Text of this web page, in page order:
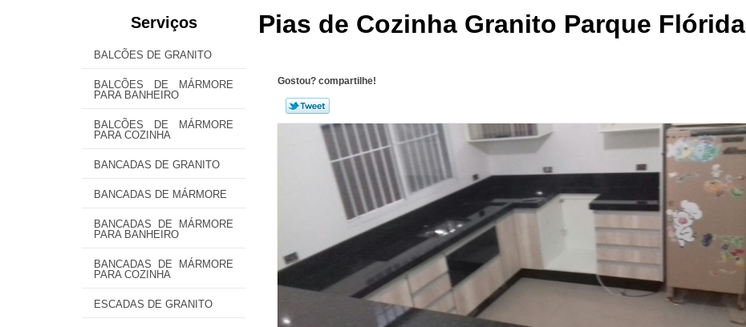
Serviços
BALCÕES DE GRANITO
BALCÕES DE MÁRMORE
PARA BANHEIRO
BALCÕES DE MÁRMORE
PARA COZINHA
BANCADAS DE GRANITO
BANCADAS DE MÁRMORE
BANCADAS DE MÁRMORE
PARA BANHEIRO
BANCADAS DE MÁRMORE
PARA COZINHA
ESCADAS DE GRANITO
Pias de Cozinha Granito Parque Flórida
Gostou? compartilhe!